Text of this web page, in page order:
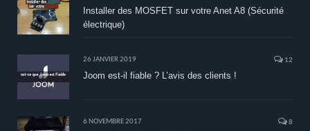
Installer des MOSFET sur votre Anet A8 (Sécurité
électrique)
26 JANVIER 2019 12
Joom est-il fiable ? L’avis des clients !
6 NOVEMBRE 2017 8